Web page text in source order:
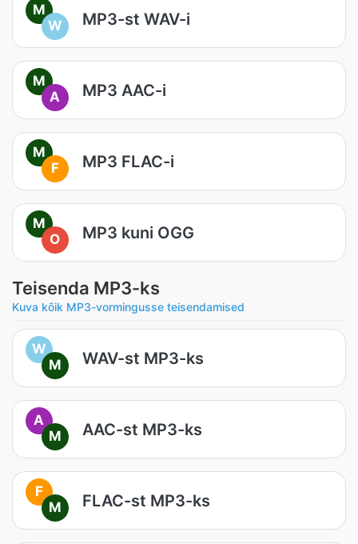
M
W
MP3-st WAV-i
M
A
MP3 AAC-i
M
F
MP3 FLAC-i
M
O
MP3 kuni OGG
Teisenda MP3-ks
Kuva kõik MP3-vormingusse teisendamised
W
M
WAV-st MP3-ks
A
M
AAC-st MP3-ks
F
M
FLAC-st MP3-ks